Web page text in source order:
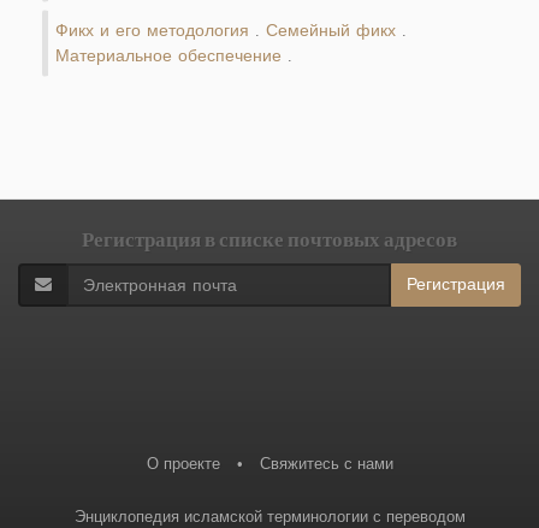
Фикх и его методология Семейный фикх
Материальное обеспечение
Регистрация в списке почтовых адресов
Регистрация
О проекте • Свяжитесь с нами
Энциклопедия исламской терминологии с переводом